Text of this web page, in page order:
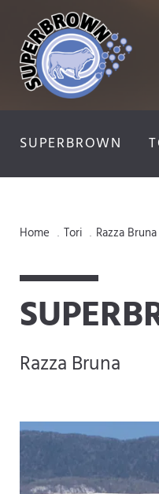
SUPERBROWN
Home . Tori . Razza Bruna
Razza Bruna